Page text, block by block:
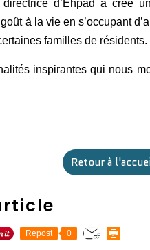
d’Ehpad a créé
à la vie en s’occupant
familles de résidents.
inspirantes qui nous
Retour à
Repost 0